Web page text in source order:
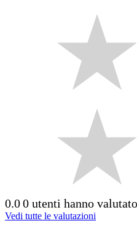
0.00 utenti hanno
Vedi tutte le valutazioni